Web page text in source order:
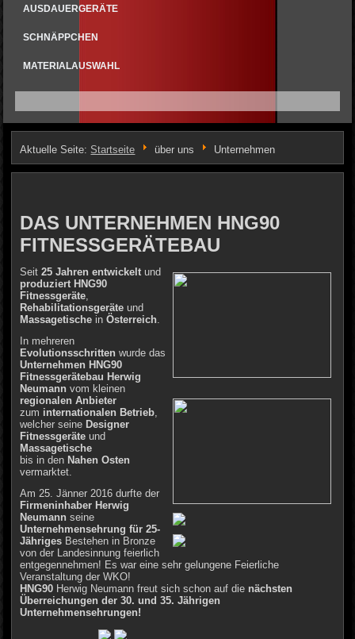
AUSDAUERGERÄTE
SCHNÄPPCHEN
MATERIALAUSWAHL
Aktuelle Seite:Startseite über uns Unternehmen
DAS UNTERNEHMEN HNG90
FITNESSGERÄTEBAU
Seit25 Jahren entwickelt und
produziert HNG90
Fitnessgeräte
Rehabilitationsgeräte und
Massagetische inÖsterreich
In mehreren
Evolutionsschritten wurde das
Unternehmen HNG90
Fitnessgerätebau Herwig
Neumann vom kleinen
regionalen Anbieter
zum internationalen Betrieb
welcher seine Designer
Fitnessgeräte und
Massagetische
bis in den Nahen Osten
vermarktet.
Am 25. Jänner 2016 durfte der
Firmeninhaber Herwig
Neumann seine
Unternehmensehrung für 25-
Jähriges Bestehen in Bronze
von der Landesinnung feierlich
entgegennehmen! Es war eine sehr gelungene Feierliche
Veranstaltung der WKO!
HNG90 Herwig Neumann freut sich schon auf die nächsten
Überreichungen der 30. und 35. Jährigen
Unternehmensehrungen!